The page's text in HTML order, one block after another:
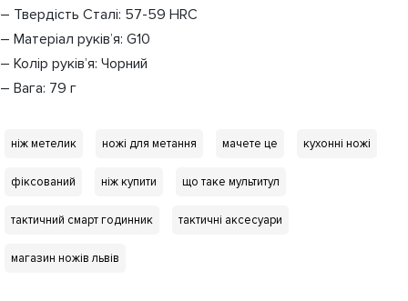
– Твердість Сталі: 57-59 HRC
– Матеріал руків’я: G10
– Колір руків’я: Чорний
– Вага: 79 г
ніж метелик ножі для метання мачете це кухонні ножі
фіксований ніж купити що таке мультитул
тактичний смарт годинник тактичні аксесуари
магазин ножів львів